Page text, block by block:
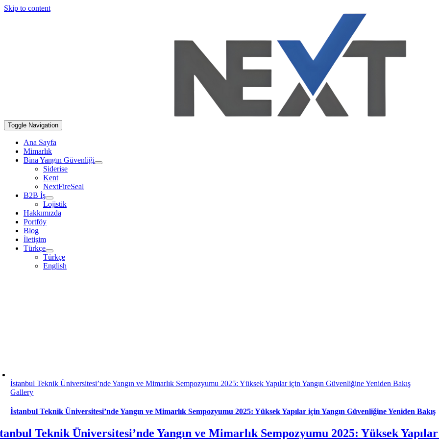
Skip to content
Toggle Navigation
Ana Sayfa
Mimarlık
Bina Yangın Güvenliği
Siderise
Kent
NextFireSeal
B2B İş
Lojistik
Hakkımızda
Portföy
Blog
İletişim
Türkçe
Türkçe
English
İstanbul Teknik Üniversitesi’nde Yangın ve Mimarlık Sempozyumu 2025: Yüksek Yapılar için Yangın Güvenliğine Yeniden Bakış
Gallery
İstanbul Teknik Üniversitesi’nde Yangın ve Mimarlık Sempozyumu 2025: Yüksek Yapılar için Yangın Güvenliğine Yeniden Bakış
Teknik Üniversitesi’nde Yangın ve Mimarlık Sempozyumu 2025: Yüksek